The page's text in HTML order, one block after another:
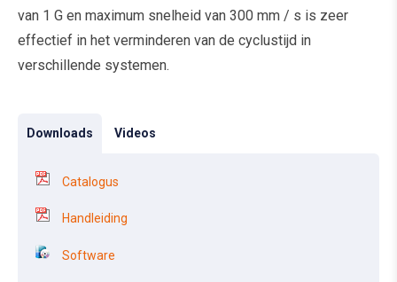
van 1 G en maximum snelheid van 300 mm / s is zeer
effectief in het verminderen van de cyclustijd in
verschillende systemen.
Downloads Videos
Catalogus
Handleiding
Software